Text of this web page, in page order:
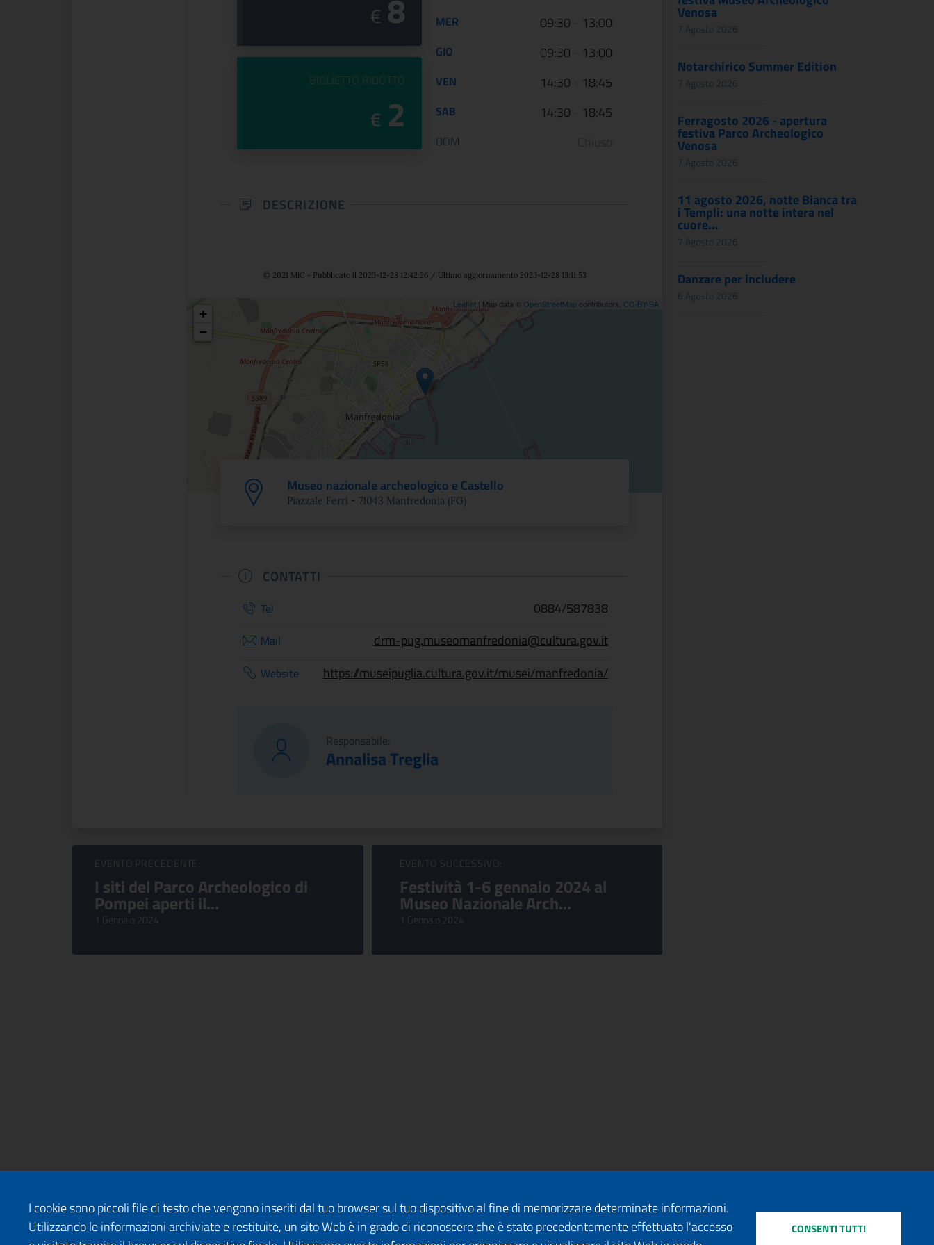
€ 8
PREZZO DEL
BIGLIETTO RIDOTTO
€2
MER 09:30 13:00
GIO 09:30 13:00
VEN 14:30 18:45
SAB 14:30 18:45
DOM
DESCRIZIONE
© 2021 MiC - Pubblicato il 2023-12-28 12:42:26 / Ultimo aggiornamento 2023-12-28 13:11:53
Posizione
+
−
Leaflet | Map data © OpenStreetMap contributors, CC-BY-SA
Museo nazionale archeologico e Castello
Piazzale Ferri - 71043 Manfredonia (FG)
CONTATTI
Tel 0884/587838
Mail drm-pug.museomanfredonia@cultura.gov.it
Website https://museipuglia.cultura.gov.it/musei/manfredonia/
Responsabile:
Annalisa Treglia
Sfoglia Eventi
EVENTO PRECEDENTE:
I siti del Parco Archeologico di
Pompei aperti il...
1 Gennaio 2024
EVENTO SUCCESSIVO:
Festività 1-6 gennaio 2024 al
Museo Nazionale Arch...
1 Gennaio 2024
Venosa
7 Agosto 2026
Notarchirico Summer Edition
7 Agosto 2026
Ferragosto 2026 - apertura
festiva Parco Archeologico
Venosa
7 Agosto 2026
11 agosto 2026, notte Bianca tra
i Templi: una notte intera nel
cuore...
7 Agosto 2026
Danzare per includere
6 Agosto 2026
I cookie sono piccoli file di testo che vengono inseriti dal tuo browser sul tuo dispositivo al fine di memorizzare determinate informazioni.
Utilizzando le informazioni archiviate e restituite, un sito Web è in grado di riconoscere che è stato precedentemente effettuato l'accesso
CONSENTI TUTTI